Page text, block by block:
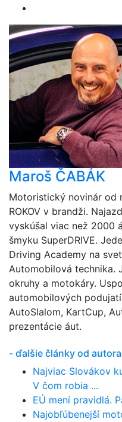
Maroš ČABÁK
Motoristický novinár od
ROKOV v brandži.
vyskúšal viac než 2000
šmyku SuperDRIVE.
Driving Academy na
Automobilová technika.
okruhy a motokáry.
automobilových
AutoSlalom, KartCup,
prezentácie áut.
- ďalšie články od autora
Najviac Slovákov
V čom robia ...
EÚ mení pravidlá.
Najobľúbenejší